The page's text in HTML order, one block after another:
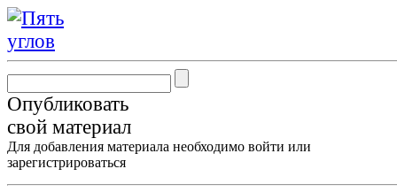
Опубликовать
свой материал
Для добавления материала необходимо войти или
зарегистрироваться